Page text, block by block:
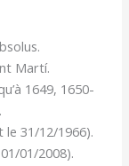
Martí.
1649, 1650-
31/12/1966).
01/2008).